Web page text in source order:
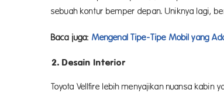
sebuah kontur bemper depan. Uniknya lagi,
Baca juga: Mengenal Tipe-Tipe Mobil yang
2. Desain Interior
Toyota Vellfire lebih menyajikan nuansa